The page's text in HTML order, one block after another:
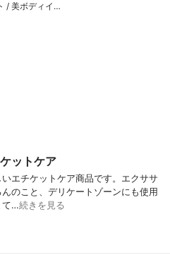
/ 美ボディイ…
ットケア
エチケットケア商品です。エクササ
のこと、デリケートゾーンにも使用
て…続きを見る